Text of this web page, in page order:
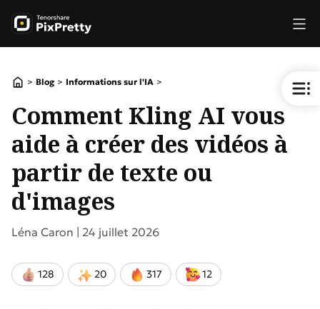
> Blog > Informations sur l'IA >
Comment Kling AI vous
aide à créer des vidéos à
partir de texte ou
d'images
Léna Caron | 24 juillet 2026
128 20 317 12